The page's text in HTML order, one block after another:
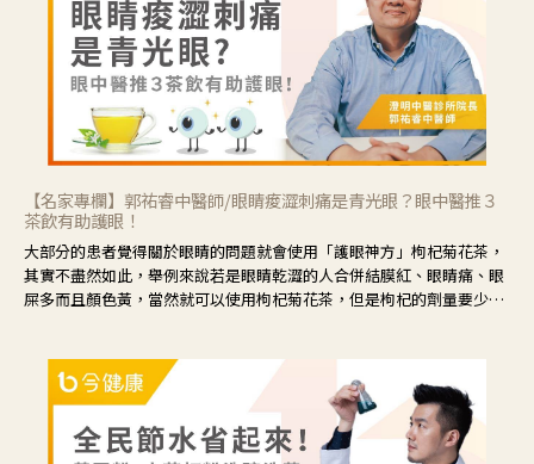
【名家專欄】郭祐睿中醫師/眼睛痠澀刺痛是青光眼？眼中醫推３
茶飲有助護眼！
大部分的患者覺得關於眼睛的問題就會使用「護眼神方」枸杞菊花茶，
其實不盡然如此，舉例來說若是眼睛乾澀的人合併結膜紅、眼睛痛、眼
屎多而且顏色黃，當然就可以使用枸杞菊花茶，但是枸杞的劑量要少，
候就要使用菊花、金銀花來治療；假如單純的眼睛乾澀，結膜沒有紅，
眼睛周圍沒有眼屎，這種情況是屬於「陰虛」，就可以使用枸杞、蓮
藕、麥門冬、山藥等比較滋潤的藥材，效果就更顯著。